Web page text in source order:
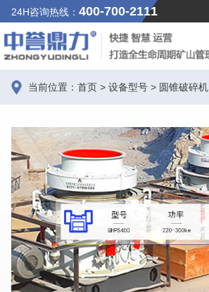
24H咨询热线： 400-700-2111
当前位置： 首页 > 设备型号 > 圆锥破碎机